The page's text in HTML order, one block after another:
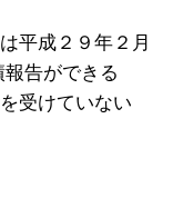
平成２９年２月
告ができる
受けていない